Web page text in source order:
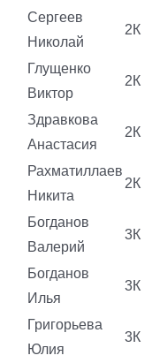
Сергеев
Николай
2К
Глущенко
Виктор
2К
Здравкова
Анастасия
2К
Рахматиллаев
Никита
2К
Богданов
Валерий
3К
Богданов
Илья
3К
Григорьева
Юлия
3К